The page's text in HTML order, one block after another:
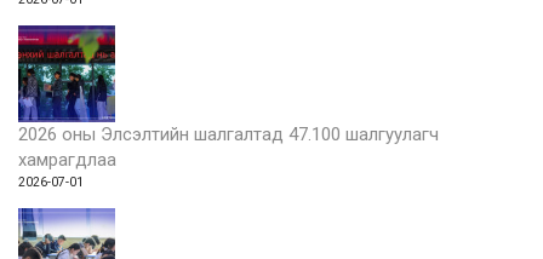
2026 оны Элсэлтийн шалгалтад 47.100 шалгуулагч
хамрагдлаа
2026-07-01